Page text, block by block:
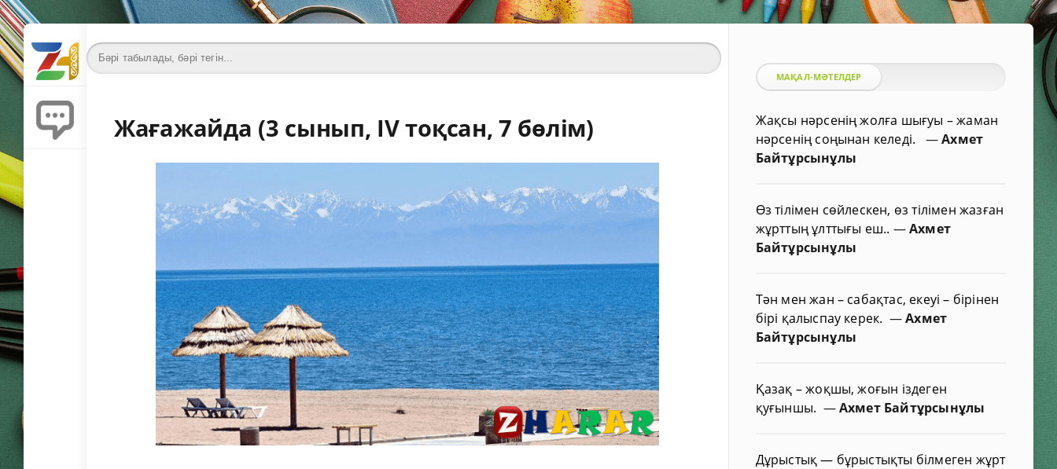
Жағажайда (3 сынып, IV тоқсан, 7 бөлім)
МАҚАЛ-МӘТЕЛДЕР
Жақсы нәрсенің жолға шығуы – жаман
нәрсенің соңынан келеді. —Ахмет
Байтұрсынұлы
Өз тілімен сөйлескен, өз тілімен жазған
жұрттың ұлттығы еш.. —Ахмет
Байтұрсынұлы
Тән мен жан – сабақтас, екеуі – бірінен
бірі қалыспау керек. —Ахмет
Байтұрсынұлы
Қазақ – жоқшы, жоғын іздеген
қуғыншы. —Ахмет Байтұрсынұлы
Дұрыстық — бұрыстықты білмеген жұрт